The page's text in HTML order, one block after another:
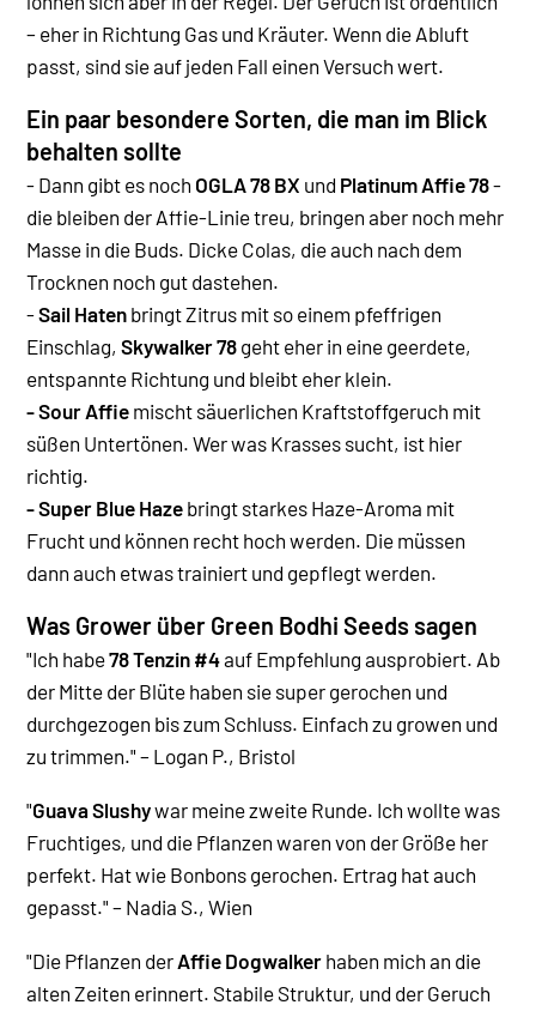
– eher in Richtung Gas und Kräuter. Wenn die Abluft
passt, sind sie auf jeden Fall einen Versuch wert.
Ein paar besondere Sorten, die man im Blick
behalten sollte
- Dann gibt es noch OGLA 78 BX und Platinum Affie 78-
die bleiben der Affie-Linie treu, bringen aber noch mehr
Masse in die Buds. Dicke Colas, die auch nach dem
Trocknen noch gut dastehen.
-Sail Haten bringt Zitrus mit so einem pfeffrigen
Einschlag, Skywalker 78 geht eher in eine geerdete,
entspannte Richtung und bleibt eher klein.
- Sour Affie mischt säuerlichen Kraftstoffgeruch mit
süßen Untertönen. Wer was Krasses sucht, ist hier
richtig.
- Super Blue Haze bringt starkes Haze-Aroma mit
Frucht und können recht hoch werden. Die müssen
dann auch etwas trainiert und gepflegt werden.
Was Grower über Green Bodhi Seeds sagen
"Ich habe78 Tenzin #4auf Empfehlung ausprobiert. Ab
der Mitte der Blüte haben sie super gerochen und
durchgezogen bis zum Schluss. Einfach zu growen und
zu trimmen." – Logan P., Bristol
"Guava Slushywar meine zweite Runde. Ich wollte was
Fruchtiges, und die Pflanzen waren von der Größe her
perfekt. Hat wie Bonbons gerochen. Ertrag hat auch
gepasst." – Nadia S., Wien
"Die Pflanzen der Affie Dogwalker haben mich an die
alten Zeiten erinnert. Stabile Struktur, und der Geruch